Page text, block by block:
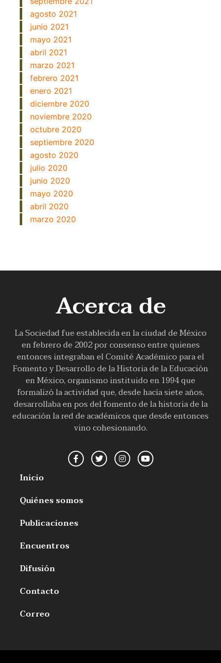
agosto 2021
junio 2021
mayo 2021
abril 2021
marzo 2021
febrero 2021
enero 2021
diciembre 2020
noviembre 2020
octubre 2020
septiembre 2020
agosto 2020
julio 2020
junio 2020
mayo 2020
abril 2020
marzo 2020
Acerca de
La Sociedad fue establecida en la ciudad de México
en febrero de 2002 por consenso entre quienes
entonces integraban el Comité Académico para el
Fomento y Desarrollo de la Historia de la Educación
en México, organismo instituido en 1994 que
formalizó la actividad que, desde hacía siete años,
desarrollaba en pos del fomento de la historia de la
educación la red de académicos que desde entonces
vino cohesionando.
Inicio
Quiénes somos
Publicaciones
Encuentros
Difusión
Contacto
Correo